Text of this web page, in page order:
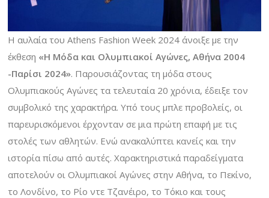
Η αυλαία του Athens Fashion Week 2024 άνοιξε με την
έκθεση «Η Μόδα και Ολυμπιακοί Αγώνες, Αθήνα 2004
-Παρίσι 2024». Παρουσιάζοντας τη μόδα στους
Ολυμπιακούς Αγώνες τα τελευταία 20 χρόνια, έδειξε τον
συμβολικό της χαρακτήρα. Υπό τους μπλε προβολείς, οι
παρευρισκόμενοι έρχονταν σε μια πρώτη επαφή με τις
στολές των αθλητών. Ενώ ανακαλύπτει κανείς και την
ιστορία πίσω από αυτές. Χαρακτηριστικά παραδείγματα
αποτελούν οι Ολυμπιακοί Αγώνες στην Αθήνα, το Πεκίνο,
το Λονδίνο, το Ρίο ντε Τζανέιρο, το Τόκιο και τους